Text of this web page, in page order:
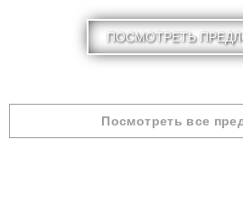
ПОСМОТРЕТЬ
Посмотреть все